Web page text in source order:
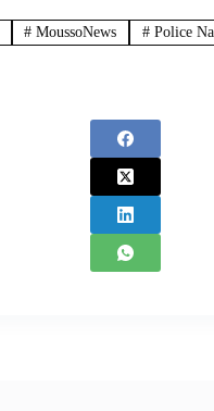
# MoussoNews # Police